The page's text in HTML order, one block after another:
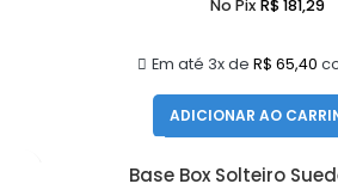
Em até 3x de R$ 65,40
No Pix R$181,29
ADICIONAR AO
Base Box Solteiro